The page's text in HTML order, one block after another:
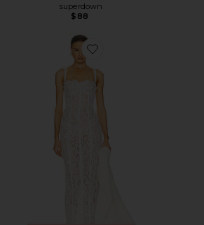
superdown
$88
Favorite ПЛАТЬЕ THE LACE